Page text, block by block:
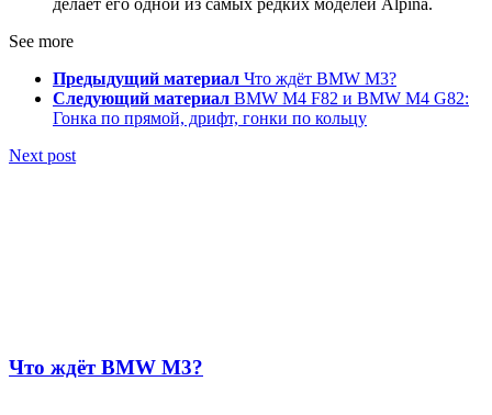
See more
Предыдущий материал Что ждёт BMW M3?
Следующий материал BMW M4 F82 и BMW M4 G82:
Гонка по прямой, дрифт, гонки по кольцу
Next post
Что ждёт BMW M3?